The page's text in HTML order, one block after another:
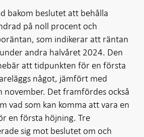
bakom beslutet att behålla
på noll procent och
som indikerar att räntan
andra halvåret 2024. Den
att tidpunkten för en första
något, jämfört med
Det framfördes också
vad som kan komma att vara en
en första höjning. Tre
sig mot beslutet om och